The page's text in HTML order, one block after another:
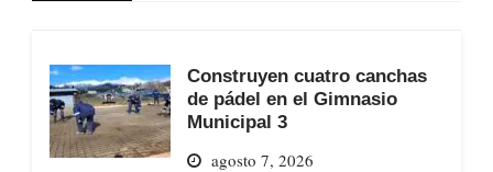
Construyen cuatro canchas
de pádel en el Gimnasio
Municipal 3
agosto 7, 2026